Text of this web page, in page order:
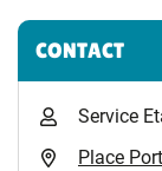
CONTACT
Service
Place